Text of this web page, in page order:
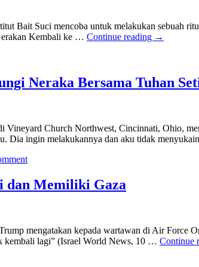
Bait Suci mencoba untuk melakukan sebuah
Kembali ke … Continue reading →
Neraka Bersama Tuhan
Church Northwest, Cincinnati, Ohio,
Dia ingin melakukannya dan aku tidak
dan Memiliki Gaza
mengatakan kepada wartawan di Air
kembali lagi” (Israel World News, 10 … Continue